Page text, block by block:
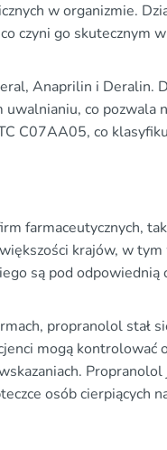
w organizmie.
czyni go skutecznym
Anaprilin i Deralin.
uwalnianiu, co
C07AA05, co
farmaceutycznych,
krajów, w
są pod odpowiednią
propranolol stał
mogą kontrolować
osób cierpiących